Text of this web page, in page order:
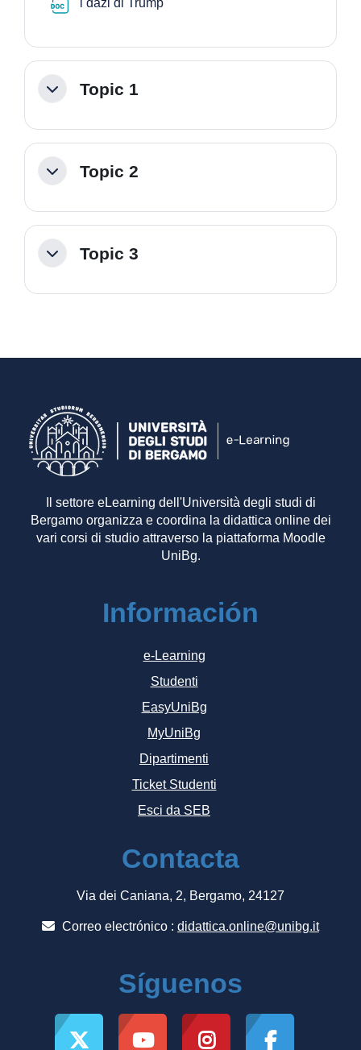
i dazi di Trump
ColapsarTopic 1
ColapsarTopic 2
ColapsarTopic 3
Il settore eLearning dell'Università degli studi di
Bergamo organizza e coordina la didattica online dei
vari corsi di studio attraverso la piattaforma Moodle
UniBg.
Información
e-Learning
Studenti
EasyUniBg
MyUniBg
Dipartimenti
Ticket Studenti
Esci da SEB
Contacta
Via dei Caniana, 2, Bergamo, 24127
Correo electrónico : didattica.online@unibg.it
Síguenos